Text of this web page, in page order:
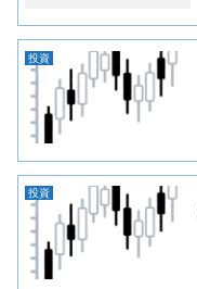
投資
投資